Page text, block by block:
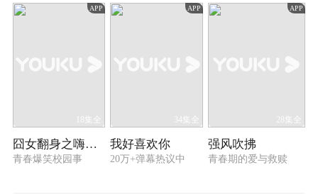
APP
18集全
囧女翻身之嗨如花 第一季
青春爆笑校园事
APP
34集全
我好喜欢你
20万+弹幕热议中
APP
28集全
强风吹拂
青春期的爱与救赎